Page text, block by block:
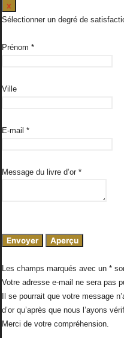
x
ce
formulaire.
Sélectionner un degré de
Prénom *
Ville
E-mail *
Message du livre d’or *
Les champs marqués avec un *
Votre adresse e-mail ne sera pas
Il se pourrait que votre message
d’or qu’après que nous l’ayons
Merci de votre compréhension.